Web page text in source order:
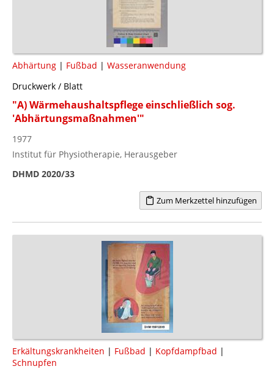
Abhärtung | Fußbad | Wasseranwendung
Druckwerk / Blatt
"A) Wärmehaushaltspflege einschließlich sog.
'Abhärtungsmaßnahmen'"
1977
Institut für Physiotherapie, Herausgeber
DHMD 2020/33
Zum Merkzettel hinzufügen
Erkältungskrankheiten | Fußbad | Kopfdampfbad |
Schnupfen